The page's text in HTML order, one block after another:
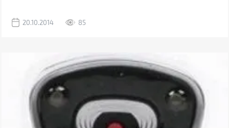
20.10.2014 85